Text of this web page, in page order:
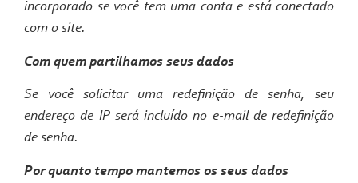
incorporado se você tem uma conta e está conectado
com o site.
Com quem partilhamos seus dados
Se você solicitar uma redefinição de senha, seu
endereço de IP será incluído no e-mail de redefinição
de senha.
Por quanto tempo mantemos os seus dados